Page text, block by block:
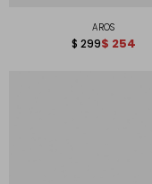
AROS
$ 299$ 254